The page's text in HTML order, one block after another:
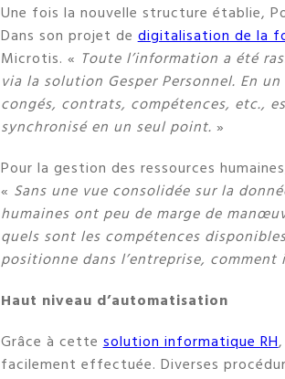
Une fois la nouvelle structure établie,
Dans son projet dedigitalisation de la
Microtis. « Toute l’information a été
via la solution Gesper Personnel. En
congés, contrats, compétences, etc.,
synchronisé en un seul point. »
Pour la gestion des ressources
« Sans une vue consolidée sur la
humaines ont peu de marge de
quels sont les compétences
positionne dans l’entreprise,
Haut niveau d’automatisation
Grâce à cettesolution informatique RH
facilement effectuée. Diverses